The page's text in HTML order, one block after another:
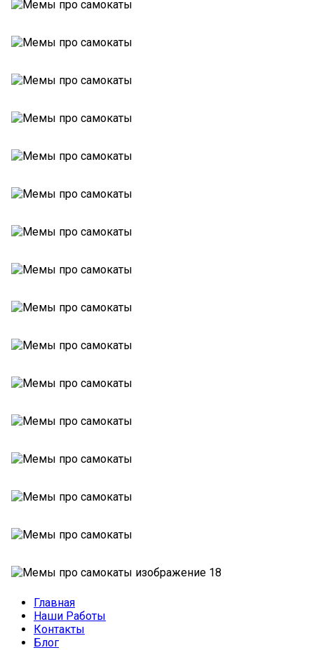
Главная
Наши Работы
Контакты
Блог